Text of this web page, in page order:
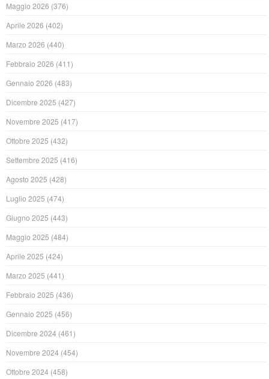
Maggio 2026 (376)
Aprile 2026 (402)
Marzo 2026 (440)
Febbraio 2026 (411)
Gennaio 2026 (483)
Dicembre 2025 (427)
Novembre 2025 (417)
Ottobre 2025 (432)
Settembre 2025 (416)
Agosto 2025 (428)
Luglio 2025 (474)
Giugno 2025 (443)
Maggio 2025 (484)
Aprile 2025 (424)
Marzo 2025 (441)
Febbraio 2025 (436)
Gennaio 2025 (456)
Dicembre 2024 (461)
Novembre 2024 (454)
Ottobre 2024 (458)